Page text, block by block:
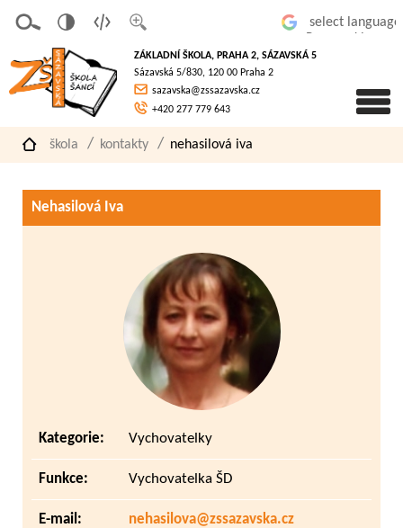
písmo
á
verze
pro
slaboz
raké
ZÁKLADNÍ ŠKOLA, PRAHA 2, SÁZAVSKÁ 5
Sázavská 5/830, 120 00 Praha 2
sazavska@zssazavska.cz
+420 277 779 643
škola kontakty nehasilová iva
Nehasilová Iva
Kategorie: Vychovatelky
Funkce: Vychovatelka ŠD
E-mail: nehasilova@zssazavska.cz